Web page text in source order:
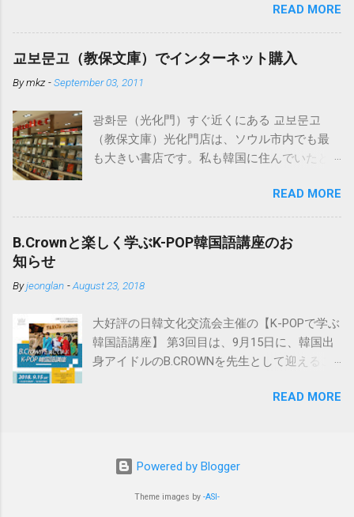
みになぜ「朝鮮語」となっているかという
と、発売時点では日本の教育界で「朝鮮語」
とするのが慣例だったからだそうです。もち
ろん現在の韓国で使われている言葉を中心に
詳しく扱われています。 電子辞書でこの「朝
ています。 必要以上の高機能・辞書数でこち
らも値段が高めですが、下記の「日韓辞典」
も入っているのでおすすめです。 日韓辞典の
「朝鮮語辞典」とセットになる日韓辞典で
す。朝鮮語辞典と同じく実に詳しく解説され
ています。 ※iPhone用アプリも出ました。
READ MORE
교보문고（教保文庫）でインターネット購入
Bymkz -September 03, 2011
광화문（光化門）すぐ近くにある 교보문고
（教保文庫）光化門店は、ソウル市内でも最
も大きい書店です。私も韓国に住んでいたと
この교보문고のインターネットサイト
http://www.kyobobook.co.kr/ で注文可能で、日
本にも送付してくれます。 以下はその方法で
すが、ブラウザは基本的にInternet Explorerを
は通常Internet Explorerを使用していると思い
Internet Explorerを使用しないと正しく動作し
ない場合が多いです。 ①まずは会員加入で
す。 サイト画面最上部の“회원가입（会員加
の同時加入になりますがよろしいですか、と
す。 “가입계속하기（加入手続継続）”をクリッ
住日本人の場合は、“해외거주회원（海外居住
READ MORE
B.Crownと楽しく学ぶK-POP韓国語講座のお
知らせ
Byjeonglan -August 23, 2018
大好評の日韓文化交流会主催の【K-POPで学ぶ
韓国語講座】 第3回目は、9月15日に、韓国出
身アイドルのB.CROWNを先生として迎えるこ
ろんのこと、ずば抜けた日本語の実力で、ス
京ではすでに大人気です!! そんな彼らと近くで
交流しながら韓国語を学べるこの韓国語講座
に参加ご希望の方は、8/31までに参加申請を
READ MORE
Powered by Blogger
Theme images by -ASI-